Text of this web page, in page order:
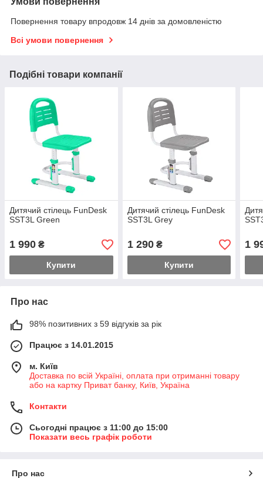
Повернення товару впродовж 14 днів за домовленістю
Всі умови повернення
Подібні товари компанії
Дитячий стілець FunDesk
SST3L Green
1 990 ₴
Купити
Дитячий стілець FunDesk
SST3L Grey
1 290₴
Купити
1
Про нас
98% позитивних з 59 відгуків за рік
Працює з 14.01.2015
м. Київ
Доставка по всій Україні, оплата при отриманні товару
або на картку Приват банку, Київ, Україна
Контакти
Сьогодні працює з 11:00 до 15:00
Показати весь графік роботи
Про нас